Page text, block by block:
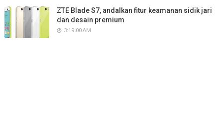
ZTE Blade S7, andalkan fitur keamanan sidik jari
dan desain premium
3:19:00 AM